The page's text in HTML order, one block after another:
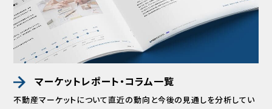
マーケットレポート・コラム一覧
不動産マーケットについて直近の動向と今後の見通しを分析してい